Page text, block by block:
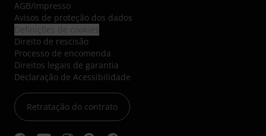
AGB/Impresso
Avisos de proteção dos dados
Direito de rescisão
Processo de encomenda
Direitos legais de garantia
Declaração de Acessibilidade
Retratação do contrato